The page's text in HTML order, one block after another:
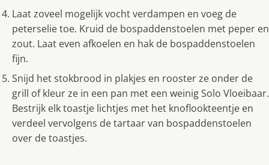
Laat zoveel mogelijk vocht verdampen en voeg de
peterselie toe. Kruid de bospaddenstoelen met peper en
zout. Laat even afkoelen en hak de bospaddenstoelen
fijn.
Snijd het stokbrood in plakjes en rooster ze onder de
grill of kleur ze in een pan met een weinig Solo Vloeibaar.
Bestrijk elk toastje lichtjes met het knoflookteentje en
verdeel vervolgens de tartaar van bospaddenstoelen
over de toastjes.